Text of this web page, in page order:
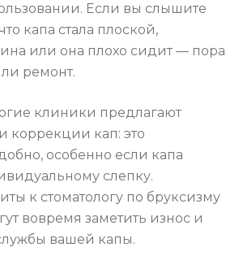
Если вы слышите
капа стала плоской,
или она плохо сидит — пора
ремонт.
клиники предлагают
коррекции кап: это
особенно если капа
слепку.
к стоматологу по бруксизму
вовремя заметить износ и
вашей капы.